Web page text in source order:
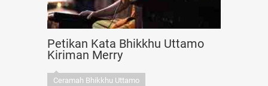
Petikan Kata Bhikkhu Uttamo
Kiriman Merry
Ceramah Bhikkhu Uttamo